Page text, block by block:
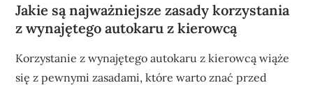
Jakie są najważniejsze zasady korzystania
z wynajętego autokaru z kierowcą
Korzystanie z wynajętego autokaru z kierowcą wiąże
się z pewnymi zasadami, które warto znać przed